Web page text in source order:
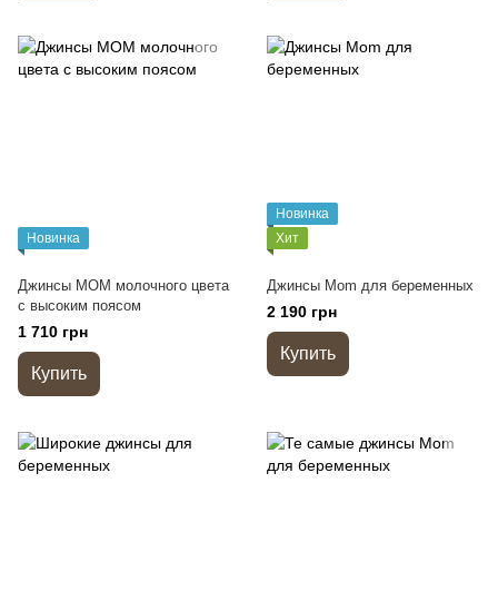
Новинка
Джинсы МОМ молочного цвета
с высоким поясом
1 710 грн
Купить
Новинка
Хит
Джинсы Mom для беременных
2 190 грн
Купить